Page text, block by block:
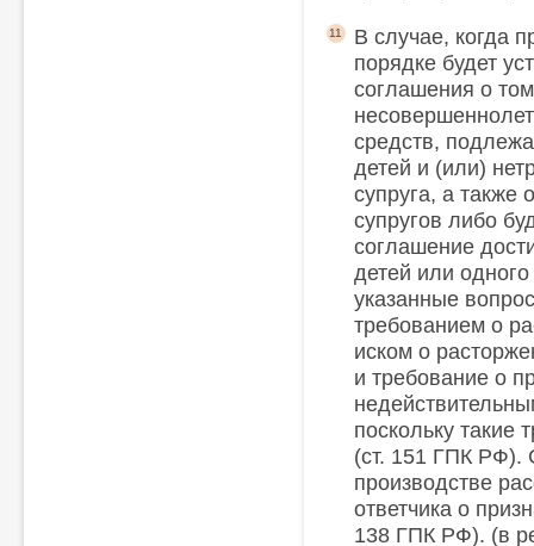
В случае, когда
порядке будет
соглашения о
средств,
детей и (или)
супруга, а также
супругов либо
соглашение
детей или
указанные
требованием о
иском о
и требование о
поскольку такие
(ст. 151 ГПК РФ).
производстве
ответчика о
138 ГПК РФ). (в
11